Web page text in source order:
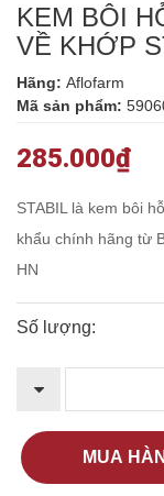
KEM BÔI
VỀ KHỚP
Hãng: Aflofarm
Mã sản phẩm:
285.000₫
STABIL là kem bôi
khẩu chính hãng từ
HN
Số lượng:
MUA